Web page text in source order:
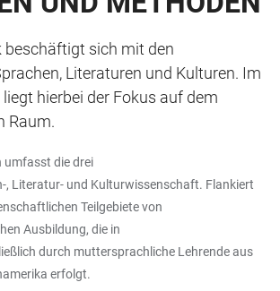
beschäftigt sich mit den
Literaturen und Kulturen. Im
hierbei der Fokus auf dem
Raum.
umfasst die drei
, Literatur- und Kulturwissenschaft. Flankiert
Teilgebiete von
Ausbildung, die in
durch muttersprachliche Lehrende aus
erfolgt.